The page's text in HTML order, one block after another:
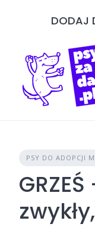
DODAJ
PSY DO ADOPCJI